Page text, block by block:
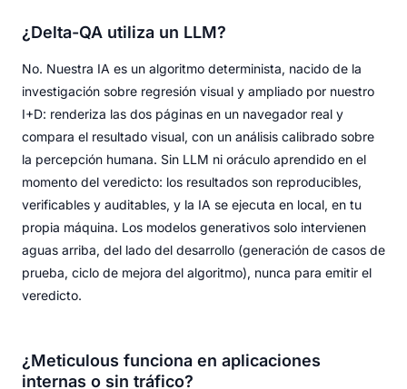
¿Delta-QA utiliza un LLM?
No. Nuestra IA es un algoritmo determinista, nacido de la
investigación sobre regresión visual y ampliado por nuestro
I+D: renderiza las dos páginas en un navegador real y
compara el resultado visual, con un análisis calibrado sobre
la percepción humana. Sin LLM ni oráculo aprendido en el
momento del veredicto: los resultados son reproducibles,
verificables y auditables, y la IA se ejecuta en local, en tu
propia máquina. Los modelos generativos solo intervienen
aguas arriba, del lado del desarrollo (generación de casos de
prueba, ciclo de mejora del algoritmo), nunca para emitir el
veredicto.
¿Meticulous funciona en aplicaciones
internas o sin tráfico?